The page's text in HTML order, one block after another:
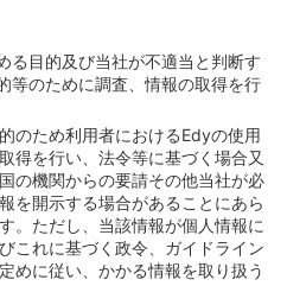
る目的及び当社が不適当と判断す
等のために調査、情報の取得を行
のため利用者におけるEdyの使用
得を行い、法令等に基づく場合又
の機関からの要請その他当社が必
を開示する場合があることにあら
。ただし、当該情報が個人情報に
これに基づく政令、ガイドライン
めに従い、かかる情報を取り扱う